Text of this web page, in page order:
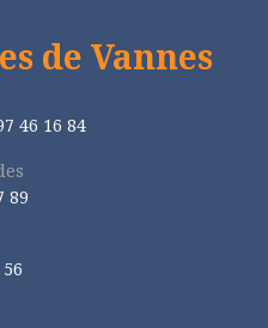
de Vannes
46 16 84
89